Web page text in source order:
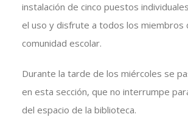
instalación de cinco puestos
el uso y disfrute a todos los miembros
comunidad escolar.
Durante la tarde de los miércoles se
en esta sección, que no interrumpe
del espacio de la biblioteca.